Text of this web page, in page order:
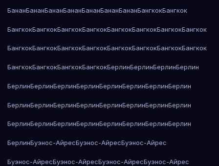
БананБананБананБананБананБананБананБангкокБангкок
БангкокБангкокБангкокБангкокБангкокБангкокБангкокБангкок
БангкокБангкокБангкокБангкокБангкокБангкокБангкокБангкок
БангкокБангкокБангкокБангкокБерлинБерлинБерлинБерлин
БерлинБерлинБерлинБерлинБерлинБерлинБерлинБерлин
БерлинБерлинБерлинБерлинБерлинБерлинБерлинБерлин
БерлинБерлинБерлинБерлинБерлинБерлинБерлинБерлин
БерлинБуэнос-АйресБуэнос-АйресБуэнос-Айрес
Буэнос-АйресБуэнос-АйресБуэнос-АйресБуэнос-Айрес